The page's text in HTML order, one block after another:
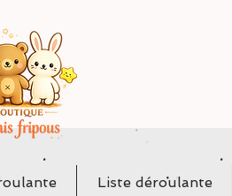
Liste déroulante